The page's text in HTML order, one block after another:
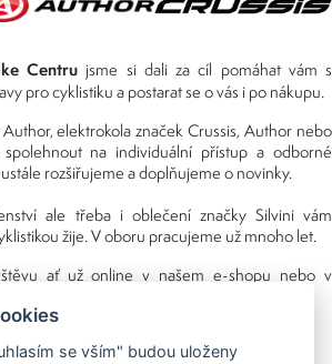
Centru jsme si dali za cíl pomáhat vám s
pro cyklistiku a postarat se o vás i po nákupu.
elektrokola značek Crussis, Author nebo
na individuální přístup a odborné
rozšiřujeme a doplňujeme o novinky.
ale třeba i oblečení značky Silvini vám
žije. V oboru pracujeme už mnoho let.
ať už online v našem e-shopu nebo v
najdete v NS (nákupní středisko) URAN.
se vším" budou uloženy